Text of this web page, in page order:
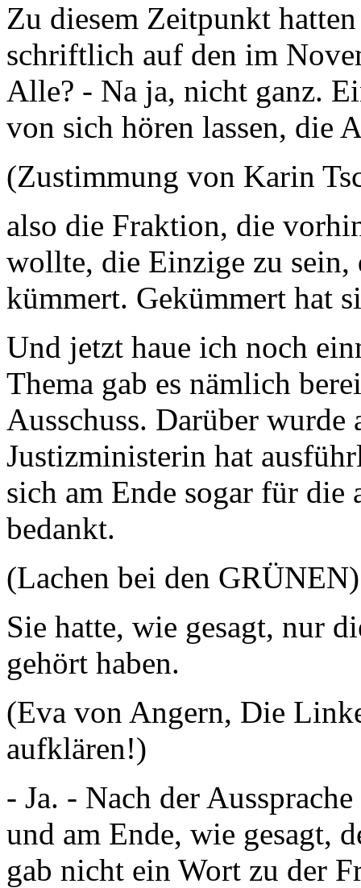
Zu diesem Zeitpunkt
schriftlich auf den im
Alle? - Na ja, nicht ganz.
von sich hören lassen, die
(Zustimmung von Karin
also die Fraktion, die
wollte, die Einzige zu sein,
kümmert. Gekümmert hat
Und jetzt haue ich noch
Thema gab es nämlich
Ausschuss. Darüber
Justizministerin hat
sich am Ende sogar für
bedankt.
(Lachen bei den GRÜNEN)
Sie hatte, wie gesagt, nur
gehört haben.
(Eva von Angern, Die
aufklären!)
- Ja. - Nach der
und am Ende, wie gesagt,
gab nicht ein Wort zu der